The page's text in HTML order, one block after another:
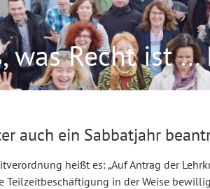
was Recht ist
auch ein Sabbatjahr
heißt es: „Auf Antrag der
Teilzeitbeschäftigung in der Weise